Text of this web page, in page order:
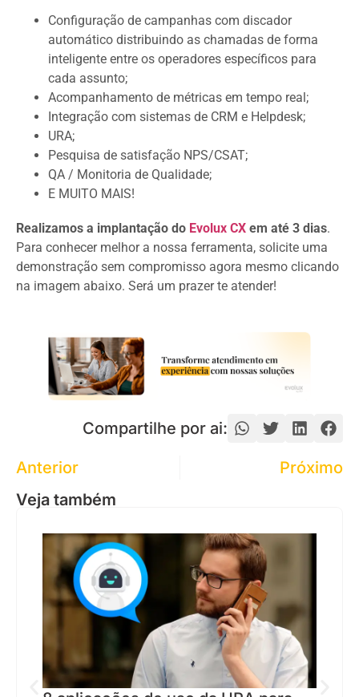
Configuração de campanhas com discador
automático distribuindo as chamadas de forma
inteligente entre os operadores específicos para
cada assunto;
Acompanhamento de métricas em tempo real;
Integração com sistemas de CRM e Helpdesk;
URA;
Pesquisa de satisfação NPS/CSAT;
QA / Monitoria de Qualidade;
E MUITO MAIS!
Realizamos a implantação do Evolux CX em até 3 dias.
Para conhecer melhor a nossa ferramenta, solicite uma
demonstração sem compromisso agora mesmo clicando
na imagem abaixo. Será um prazer te atender!
Compartilhe por ai:
Anterior
Próximo
Veja também